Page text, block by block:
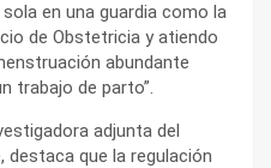
en una guardia como la
de Obstetricia y atiendo
abundante
trabajo de parto”.
adjunta del
destaca que la regulación